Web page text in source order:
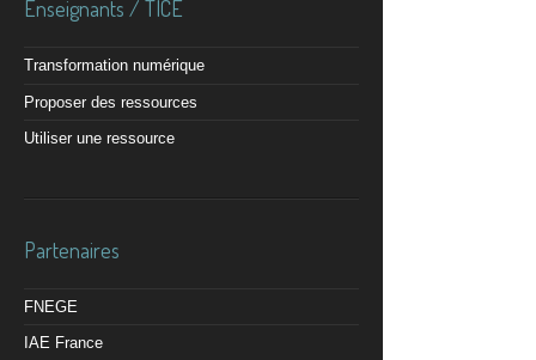
Enseignants / TICE
Transformation numérique
Proposer des ressources
Utiliser une ressource
Partenaires
FNEGE
IAE France